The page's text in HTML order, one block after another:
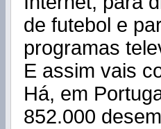
de futebol e
programas
E assim vais
Há, em
852.000